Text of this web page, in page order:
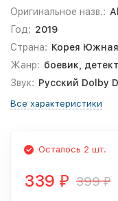
Оригинальное назв.:
Год: 2019
Страна: Корея Южная
Жанр: боевик,
Звук: Русский Dolby
Все характеристики
Осталось 2 шт.
339 ₽ 399₽